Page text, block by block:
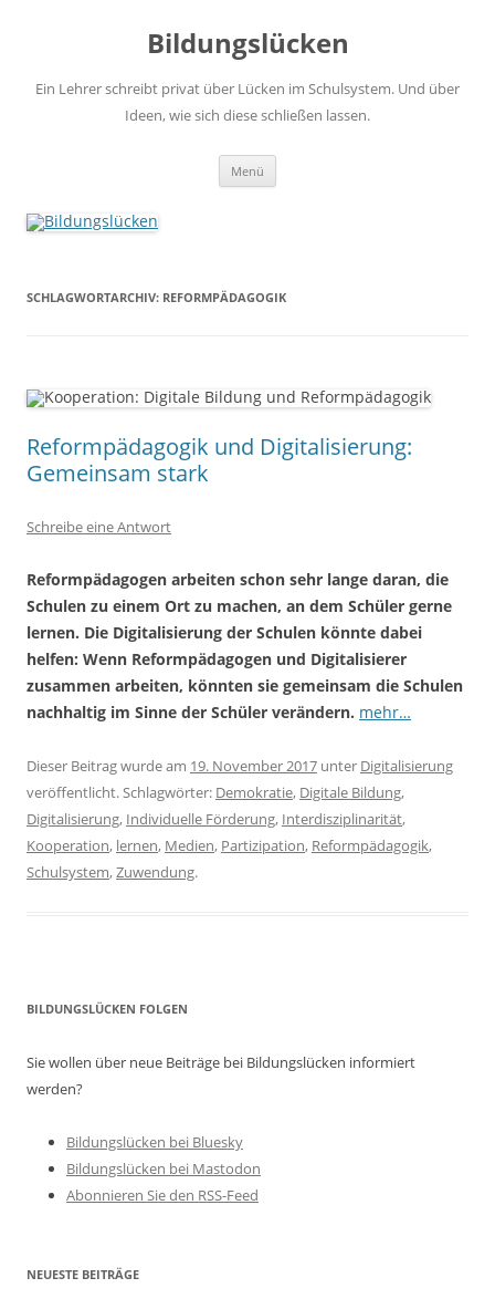
Bildungslücken
Ein Lehrer schreibt privat über Lücken im Schulsystem. Und über
Ideen, wie sich diese schließen lassen.
Menü
SCHLAGWORTARCHIV: REFORMPÄDAGOGIK
Reformpädagogik und Digitalisierung:
Gemeinsam stark
Schreibe eine Antwort
Reformpädagogen arbeiten schon sehr lange daran, die
Schulen zu einem Ort zu machen, an dem Schüler gerne
lernen. Die Digitalisierung der Schulen könnte dabei
helfen: Wenn Reformpädagogen und Digitalisierer
zusammen arbeiten, könnten sie gemeinsam die Schulen
nachhaltig im Sinne der Schüler verändern. mehr…
Dieser Beitrag wurde am 19. November 2017 unter Digitalisierung
veröffentlicht. Schlagwörter: Demokratie, Digitale Bildung,
Digitalisierung, Individuelle Förderung, Interdisziplinarität,
Kooperation, lernen, Medien, Partizipation, Reformpädagogik,
Schulsystem,Zuwendung.
BILDUNGSLÜCKEN FOLGEN
Sie wollen über neue Beiträge bei Bildungslücken informiert
werden?
Bildungslücken bei Bluesky
Bildungslücken bei Mastodon
Abonnieren Sie den RSS-Feed
NEUESTE BEITRÄGE